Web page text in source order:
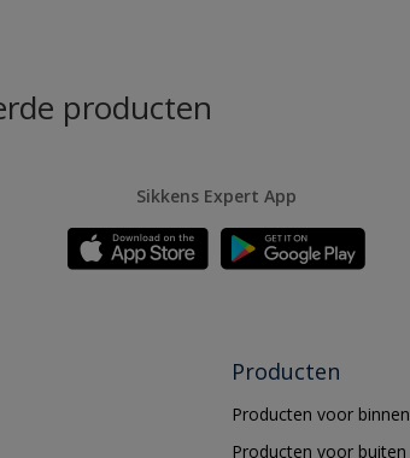
producten
Sikkens Expert App
Producten
Producten voor binnen
Producten voor buiten